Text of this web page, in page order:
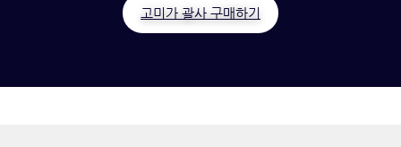
고미가 괄사 구매하기